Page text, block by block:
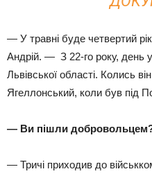
— У травні буде четвертий
Андрій. — З 22-го року, день
Львівської області. Колись
Ягеллонський, коли був під
— Ви пішли
— Тричі приходив до